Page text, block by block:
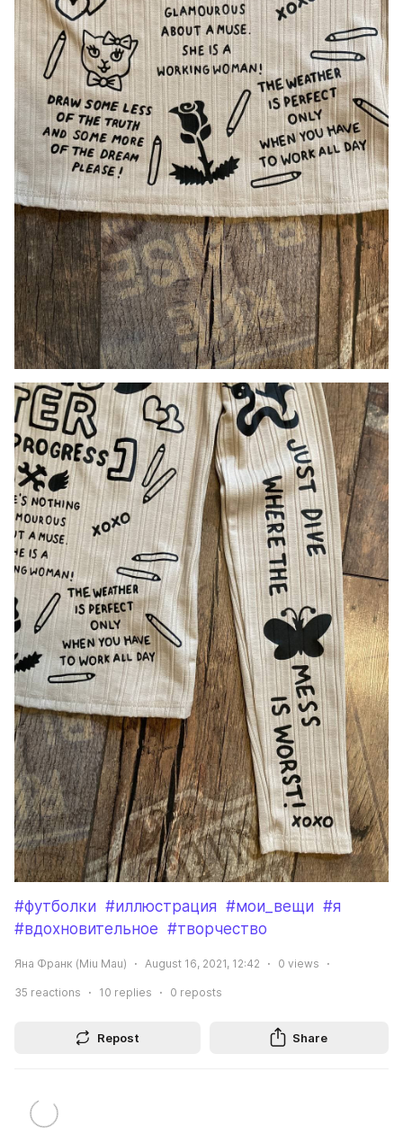
#футболки #иллюстрация #мои_вещи #я
#вдохновительное #творчество
Яна Франк (Miu Mau) August 16, 2021, 12:42 0 views
35 reactions 10 replies 0 reposts
Repost Share